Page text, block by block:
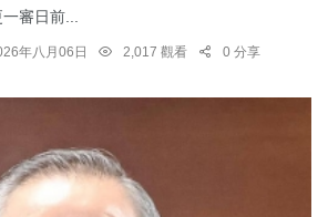
審日前...
年八月06日 2,017 觀看 0 分享